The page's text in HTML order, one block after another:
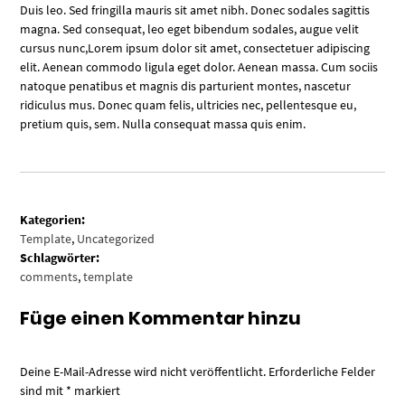
Duis leo. Sed fringilla mauris sit amet nibh. Donec sodales sagittis
magna. Sed consequat, leo eget bibendum sodales, augue velit
cursus nunc,Lorem ipsum dolor sit amet, consectetuer adipiscing
elit. Aenean commodo ligula eget dolor. Aenean massa. Cum sociis
natoque penatibus et magnis dis parturient montes, nascetur
ridiculus mus. Donec quam felis, ultricies nec, pellentesque eu,
pretium quis, sem. Nulla consequat massa quis enim.
Kategorien:
Template, Uncategorized
Schlagwörter:
comments,template
Füge einen Kommentar hinzu
Deine E-Mail-Adresse wird nicht veröffentlicht. Erforderliche Felder
sind mit * markiert